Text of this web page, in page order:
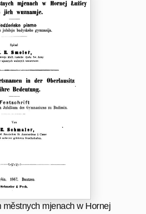
městnych mjenach w Hornej